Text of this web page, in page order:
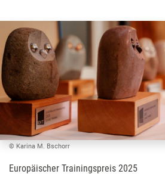
© Karina M. Bschorr
Europäischer Trainingspreis 2025